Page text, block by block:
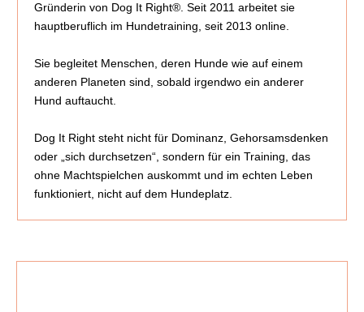
Gründerin von Dog It Right®. Seit 2011 arbeitet sie
hauptberuflich im Hundetraining, seit 2013 online.
Sie begleitet Menschen, deren Hunde wie auf einem
anderen Planeten sind, sobald irgendwo ein anderer
Hund auftaucht.
Dog It Right steht nicht für Dominanz, Gehorsamsdenken
oder „sich durchsetzen“, sondern für ein Training, das
ohne Machtspielchen auskommt und im echten Leben
funktioniert, nicht auf dem Hundeplatz.